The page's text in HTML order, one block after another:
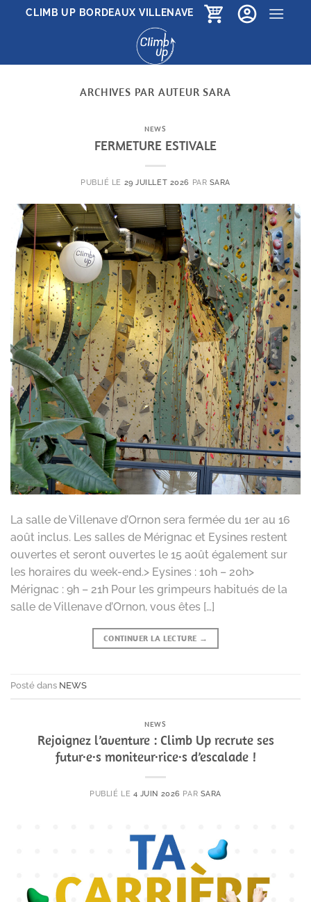
PasserCLIMB UP BORDEAUX VILLENAVE
ARCHIVES PAR AUTEURSARA
NEWS
FERMETURE ESTIVALE
PUBLIÉ LE 29 JUILLET 2026 PAR SARA
La salle de Villenave d’Ornon sera fermée du 1er au 16
août inclus. Les salles de Mérignac et Eysines restent
ouvertes et seront ouvertes le 15 août également sur
les horaires du week-end.> Eysines : 10h – 20h>
Mérignac : 9h – 21h Pour les grimpeurs habitués de la
salle de Villenave d’Ornon, vous êtes […]
CONTINUER LA LECTURE →
Posté dans NEWS
NEWS
Rejoignez l’aventure : Climb Up recrute ses
futur·e·s moniteur·rice·s d’escalade !
PUBLIÉ LE 4 JUIN 2026 PAR SARA